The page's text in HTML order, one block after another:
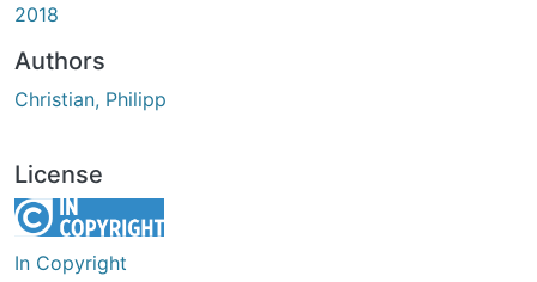
2018
Authors
Christian, Philipp
License
In Copyright